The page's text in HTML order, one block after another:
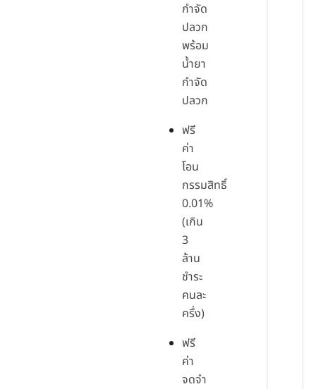
กำจัด
ปลวก
พร้อม
น้ำยา
กำจัด
ปลวก
ฟรี
ค่า
โอน
กรรมสิทธิ์
0.01%
(เกิน
3
ล้าน
ชำระ
คนละ
ครึ่ง)
ฟรี
ค่า
จดจำ